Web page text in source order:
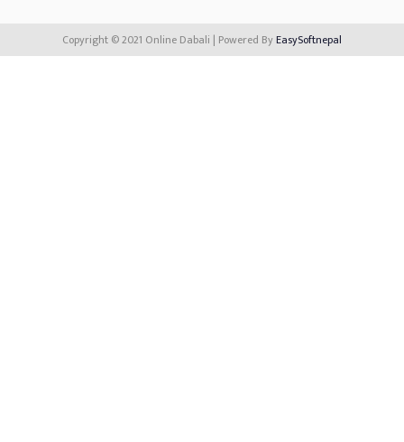
Copyright © 2021 Online Dabali | Powered ByEasySoftnepal